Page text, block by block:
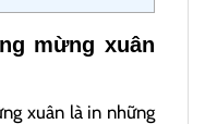
mừng xuân
xuân là in những